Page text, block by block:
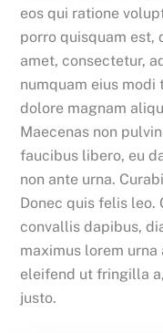
eos qui ratione
porro quisquam est,
amet, consectetur,
numquam eius
dolore magnam
Maecenas non
faucibus libero, eu
non ante urna.
Donec quis felis leo.
convallis dapibus,
maximus lorem
eleifend ut fringilla
justo.